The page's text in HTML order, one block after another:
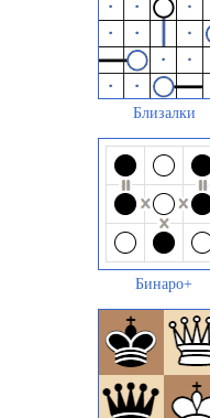
Близалки
Бинаро+